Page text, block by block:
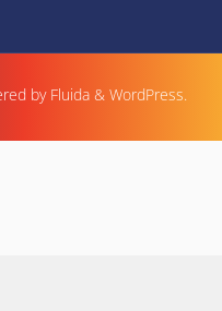
byFluida & WordPress.